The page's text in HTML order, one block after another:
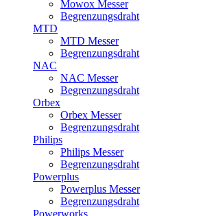
Mowox Messer
Begrenzungsdraht
MTD
MTD Messer
Begrenzungsdraht
NAC
NAC Messer
Begrenzungsdraht
Orbex
Orbex Messer
Begrenzungsdraht
Philips
Philips Messer
Begrenzungsdraht
Powerplus
Powerplus Messer
Begrenzungsdraht